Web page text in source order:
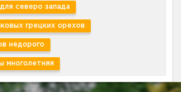
северо запада
грецких орехов
недорого
многолетняя